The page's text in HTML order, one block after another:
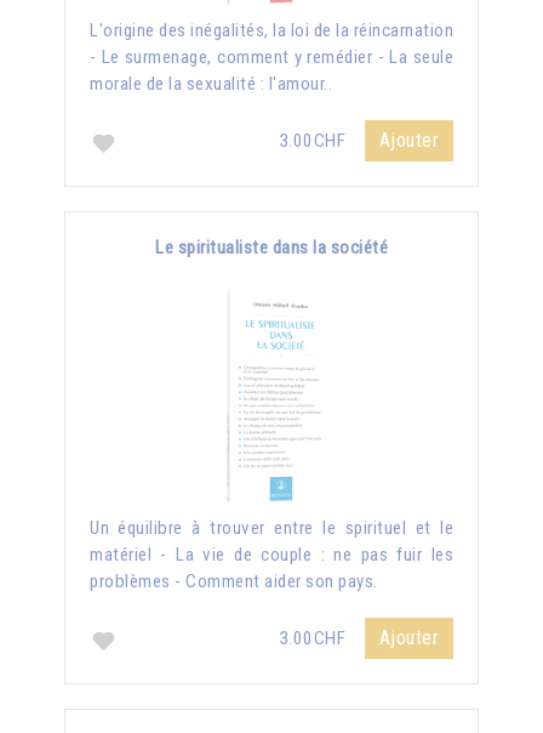
L'origine des inégalités, la loi de la réincarnation
- Le surmenage, comment y remédier - La seule
morale de la sexualité : l'amour..
3.00CHF Ajouter
Le spiritualiste dans la société
Un équilibre à trouver entre le spirituel et le
matériel - La vie de couple : ne pas fuir les
problèmes - Comment aider son pays.
3.00CHF Ajouter